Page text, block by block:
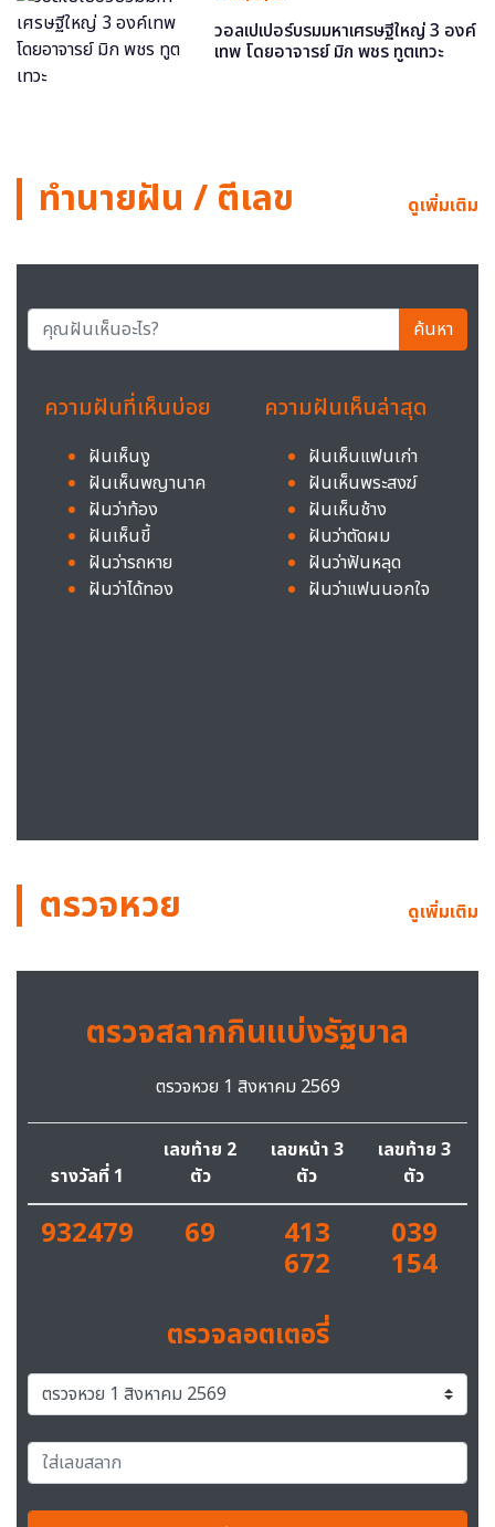
วอลเปเปอร์บรมมหาเศรษฐีใหญ่ 3 องค์
เทพ โดยอาจารย์ มิก พชร ทูตเทวะ
ทำนายฝัน / ตีเลข ดูเพิ่มเติม
ค้นหา
ความฝันที่เห็นบ่อย
ฝันเห็นงู
ฝันเห็นพญานาค
ฝันว่าท้อง
ฝันเห็นขี้
ฝันว่ารถหาย
ฝันว่าได้ทอง
ความฝันเห็นล่าสุด
ฝันเห็นแฟนเก่า
ฝันเห็นพระสงฆ์
ฝันเห็นช้าง
ฝันว่าตัดผม
ฝันว่าฟันหลุด
ฝันว่าแฟนนอกใจ
ตรวจหวย ดูเพิ่มเติม
ตรวจสลากกินแบ่งรัฐบาล
ตรวจหวย 1 สิงหาคม 2569
รางวัลที่ 1
เลขท้าย 2
ตัว
เลขหน้า 3
ตัว
เลขท้าย 3
ตัว
932479 69 413
672
039
154
ตรวจลอตเตอรี่